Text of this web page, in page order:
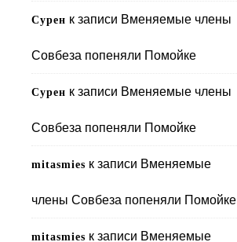
Сурен к записи Вменяемые члены
Совбеза попеняли Помойке
Сурен к записи Вменяемые члены
Совбеза попеняли Помойке
mitasmies к записи Вменяемые
члены Совбеза попеняли Помойке
mitasmies к записи Вменяемые